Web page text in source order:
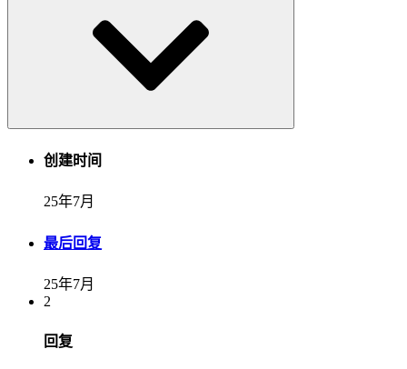
创建时间
25年7月
最后回复
25年7月
2
回复